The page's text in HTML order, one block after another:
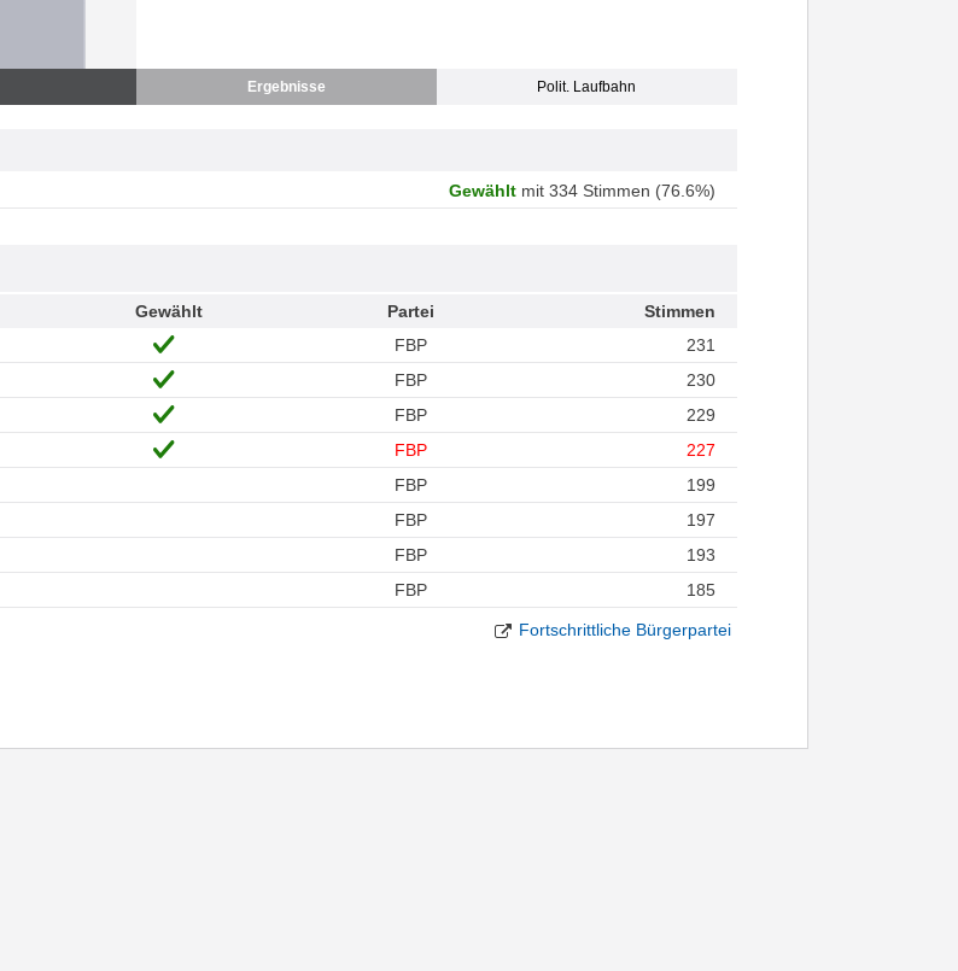
Ergebnisse Polit. Laufbahn
Gewähltmit 334 Stimmen (76.6%)
Gewählt Partei
Stimmen
FBP
231
FBP
230
FBP
229
FBP
227
FBP
199
FBP
197
FBP
193
FBP 185
Fortschrittliche Bürgerpartei